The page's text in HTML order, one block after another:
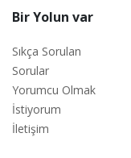
Bir Yolun var
Sıkça Sorulan
Sorular
Yorumcu Olmak
İstiyorum
İletişim